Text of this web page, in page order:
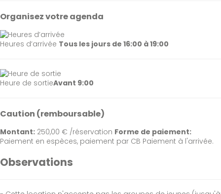
Organisez votre agenda
Heures d’arrivée Tous les jours de 16:00 à 19:00
Heure de sortieAvant 9:00
Caution (remboursable)
Montant: 250,00 € /réservation Forme de paiement:
Paiement en espèces, paiement par CB Paiement à l'arrivée.
Observations